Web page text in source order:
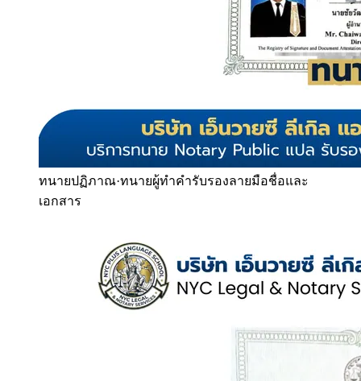
ทนายปฏิภาณ·ทนายผู้ทำคำรับรองลายมือชื่อและ
เอกสาร